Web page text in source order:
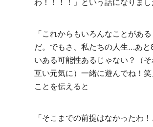
わ！！！！」という話になりまし
「これからもいろんなことがあ
だ。でもさ、私たちの人生…あと
いある可能性あるじゃない？（
互い元気に）一緒に遊んでね！笑
ことを伝えると
「そこまでの前提はなかったわ